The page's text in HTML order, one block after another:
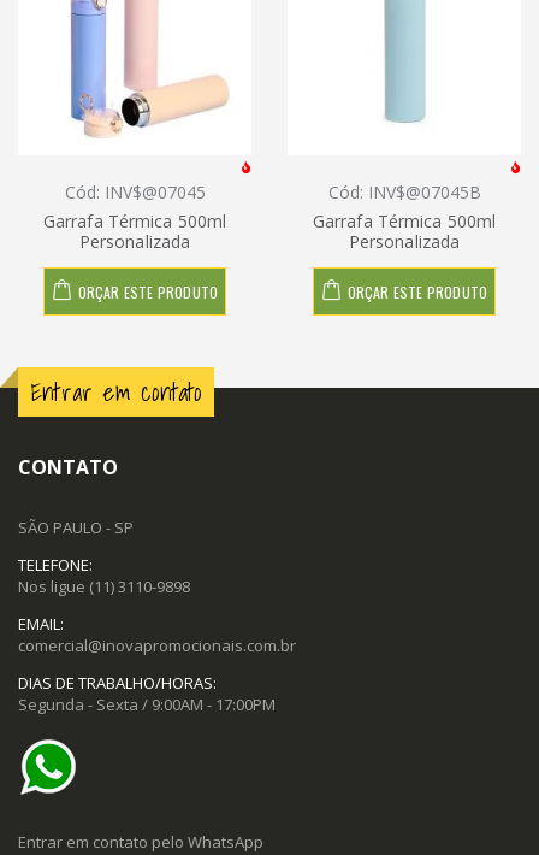
Cód: INV$@07045
Garrafa Térmica 500ml
Personalizada
ORÇAR ESTE PRODUTO
Cód: INV$@07045B
Garrafa Térmica 500ml
Personalizada
ORÇAR ESTE PRODUTO
Entrar em contato
CONTATO
SÃO PAULO - SP
TELEFONE:
Nos ligue (11) 3110-9898
EMAIL:
comercial@inovapromocionais.com.br
DIAS DE TRABALHO/HORAS:
Segunda - Sexta / 9:00AM - 17:00PM
Entrar em contato pelo WhatsApp